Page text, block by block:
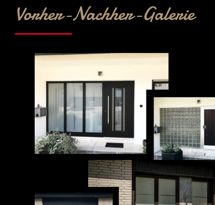
Vorher-Nachher-Galerie